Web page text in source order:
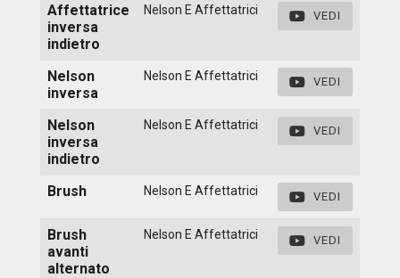
Affettatrice
inversa
indietro
Nelson E Affettatrici VEDI
Nelson
inversa
Nelson E Affettatrici VEDI
Nelson
inversa
indietro
Nelson E Affettatrici VEDI
Brush Nelson E Affettatrici VEDI
Brush
avanti
alternato
Nelson E Affettatrici VEDI